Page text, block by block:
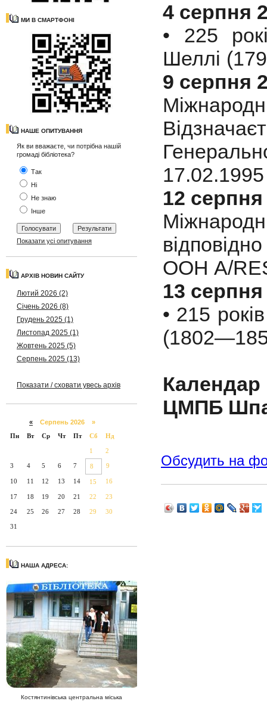
МИ В СМАРТФОНІ
НАШЕ ОПИТУВАННЯ
Як ви вважаєте, чи потрібна нашій
громаді бібліотека?
Так
Ні
Не знаю
Інше
Показати усі опитування
АРХІВ НОВИН САЙТУ
Лютий 2026 (2)
Січень 2026 (8)
Грудень 2025 (1)
Листопад 2025 (1)
Жовтень 2025 (5)
Серпень 2025 (13)
Показати / сховати увесь архів
« Серпень 2026 »
Пн
Вт Ср Чт Пт Сб Нд
1 2
3 4 5 6 7 8 9
10 11 12 13 14 15 16
17 18 19 20 21 22 23
24 25 26 27 28 29 30
31
НАША АДРЕСА:
Костянтинівська центральна міська
4 серпня
• 225
Шеллі
9 серпня
12 серпня
ООН A/
13 серпня
• 215
ЦМПБ
Обсудить на